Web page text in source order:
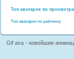
Топ аватарок по
Топ аватарок по рейтингу
Gif ava - новейшие